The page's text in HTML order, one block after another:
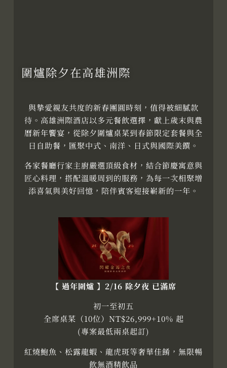
圍爐除夕在高雄洲際
與摯愛親友共度的新春團圓時刻，值得被細膩款
待。高雄洲際酒店以多元餐飲選擇，獻上歲末與農
曆新年饗宴，從除夕圍爐桌菜到春節限定套餐與全
日自助餐，匯聚中式、南洋、日式與國際美饌。
各家餐廳行家主廚嚴選頂級食材，結合節慶寓意與
匠心料理，搭配溫暖周到的服務，為每一次相聚增
添喜氣與美好回憶，陪伴賓客迎接嶄新的一年。
【 過年圍爐 】2/16 除夕夜 已滿席
初一至初五
全席桌菜（10位）NT$26,999+10% 起
(專案最低兩桌起訂)
紅燒鮑魚、松露龍蝦、龍虎斑等奢華佳餚，無限暢
飲無酒精飲品